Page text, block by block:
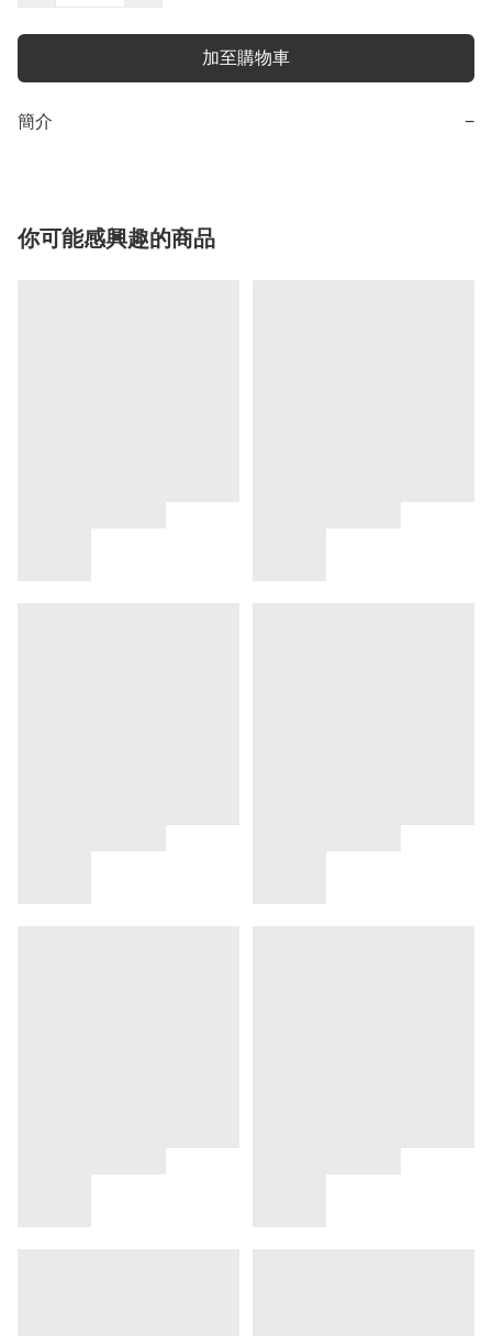
加至購物車
簡介 −
你可能感興趣的商品